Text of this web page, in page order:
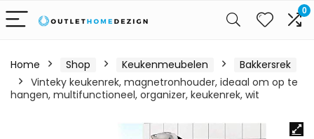
0
Home Shop Keukenmeubelen
Bakkersrek
Vinteky keukenrek, magnetronhouder, ideaal om op te
hangen, multifunctioneel, organizer, keukenrek, wit